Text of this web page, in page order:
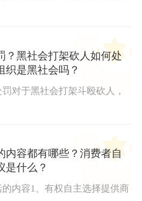
？黑社会打架砍人如何处
织是黑社会吗？
对于黑社会打架斗殴砍人，
内容都有哪些？消费者自
是什么？
内容1、有权自主选择提供商